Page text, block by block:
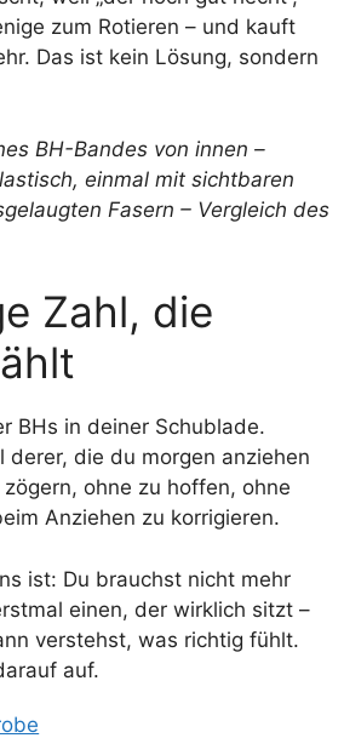
zum Rotieren – und kauft
Das ist kein Lösung, sondern
Zahl, die
BHs in deiner Schublade.
derer, die du morgen anziehen
ohne zu hoffen, ohne
Anziehen zu korrigieren.
ist: Du brauchst nicht mehr
einen, der wirklich sitzt –
verstehst, was richtig fühlt.
auf.